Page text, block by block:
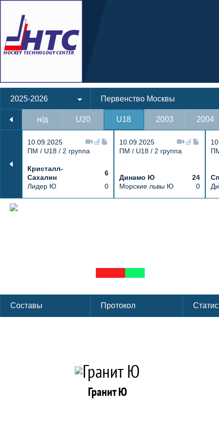
2025-2026 Первенство Москвы
н/д U20 U18 2003 2004
10.09.2025
ПМ / U18 / 2 группа
Кристалл-
Сахалин
6
Лидер Ю
0
10.09.2025
ПМ / U18 / 2 группа
Динамо Ю
24
Морские львы Ю
0
Протокол и события матча Гранит Ю
Составы Протокол
Гранит Ю